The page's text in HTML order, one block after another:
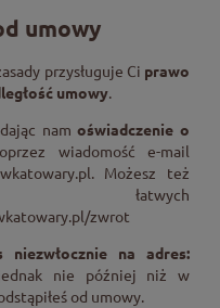
umowy
przysługuje Ci prawo
umowy.
namoświadczenie o
wiadomość e-mail
. Możesz też
łatwych
zwrot
na adres:
nie później niż w
od umowy.